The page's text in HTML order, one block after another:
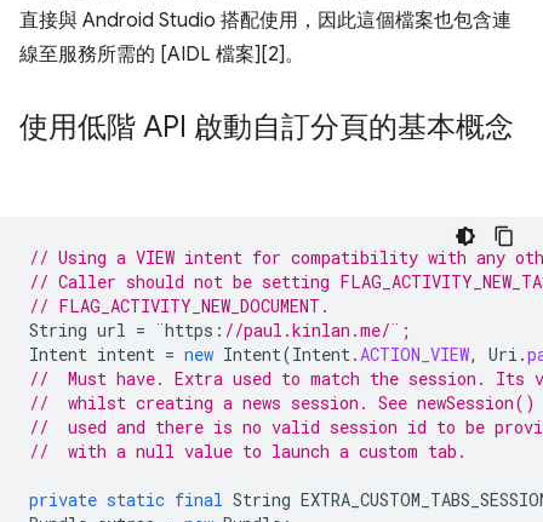
直接與 Android Studio 搭配使用，因此這個檔案也包含連
線至服務所需的 [AIDL 檔案][2]。
使用低階 API 啟動自訂分頁的基本概念
// Using a VIEW intent for compatibility with any
// Caller should not be setting
// FLAG_ACTIVITY_NEW_DOCUMENT.
String url = ¨https : //paul.kinlan.me/¨;
Intent intent = new Intent(Intent.ACTION_VIEW, Uri .
//  Must have. Extra used to match the session. Its
//  whilst creating a news session. See
//  used and there is no valid session id to be
//  with a null value to launch a custom tab.
private static final String